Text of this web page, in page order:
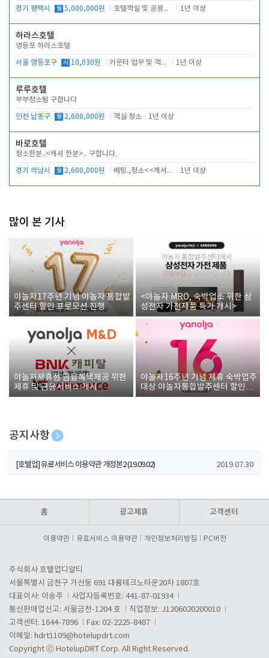
경기 평택시 월 5,000,000원 호텔객실 및 공용시설 청소 관리 1년 이상
하라스호텔
영등포 하라스호텔
서울 영등포구 시 10,030원 카운터 업무 및 객실관리(청소상태 확인, 객실판매) 1년 이상
루루호텔
부부청소팀 구합니다
인천 남동구 월 2,600,000원 객실 청소 1년 이상
바로호텔
청소한분..<캐셔 한분>.. 구합니다.
경기 하남시 월 2,600,000원 베팅.,청소<<캐셔 모셔봅니다. 1년 이상
많이 본 기사
야놀자17주년 기념 야놀자 통합발
주센터 할인 프로모션 진행
<야놀자 MRO, 숙박업소 위한 삼
성전자 가전제품 특가 개시>
야놀자제휴점 금융혜택제공 위한
제휴 및 금융서비스 게시
야놀자16주년 기념 제휴 숙박업주
대상 야놀자통합발주센터 할인쿠
폰 증정
공지사항
[호텔업] 개인정보 처리방침 개정본1 (19.09.02)
[호텔업] 유료서비스 이용약관 개정본2 (19.09.02) 2019.07.30
홈 광고제휴 고객센터
이용약관 유료서비스 이용약관 개인정보처리방침 PC버전
주식회사 호텔업디알티
서울특별시 금천구 가산동 691 대륭테크노타운20차 1807호
대표이사: 이송주
사업자등록번호: 441-87-01934
통신판매업신고: 서울금천-1204 호
직업정보: J1206020200010
고객센터: 1644-7896
Fax: 02-2225-8487
이메일: hdrt1109@hotelupdrt.com
Copyright ⓒ HotelupDRT Corp. All Right Reserved.